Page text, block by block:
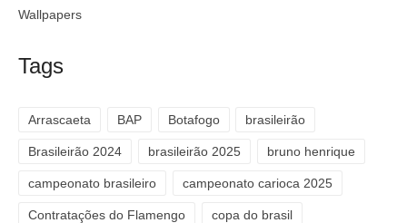
Wallpapers
Tags
Arrascaeta BAP Botafogo brasileirão
Brasileirão 2024 brasileirão 2025 bruno henrique
campeonato brasileiro campeonato carioca 2025
Contratações do Flamengo copa do brasil